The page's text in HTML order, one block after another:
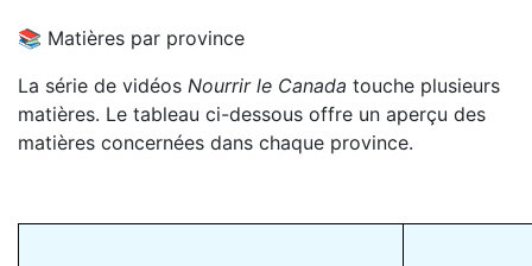
📚️ Matières par province
La série de vidéos Nourrir le Canada touche plusieurs
matières. Le tableau ci-dessous offre un aperçu des
matières concernées dans chaque province.